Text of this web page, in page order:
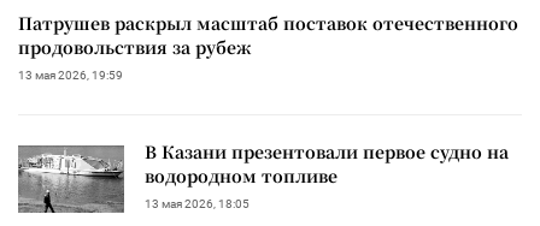
Патрушев раскрыл масштаб поставок отечественного
продовольствия за рубеж
13 мая 2026, 19:59
В Казани презентовали первое судно на
водородном топливе
13 мая 2026, 18:05